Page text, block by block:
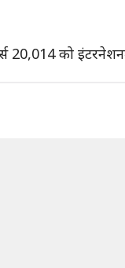
20,014 को